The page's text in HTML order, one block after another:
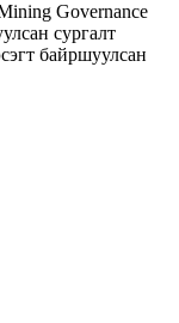
Governance
сургалт
байршуулсан